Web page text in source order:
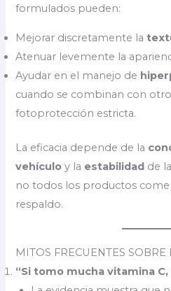
formulados pueden:
Mejorar discretamente la
Atenuar levemente la
Ayudar en el manejo de
cuando se combinan con
fotoprotección estricta.
La eficacia depende de la
vehículo y la estabilidad de
no todos los productos
respaldo.
MITOS FRECUENTES SOBRE
“Si tomo mucha vitamina